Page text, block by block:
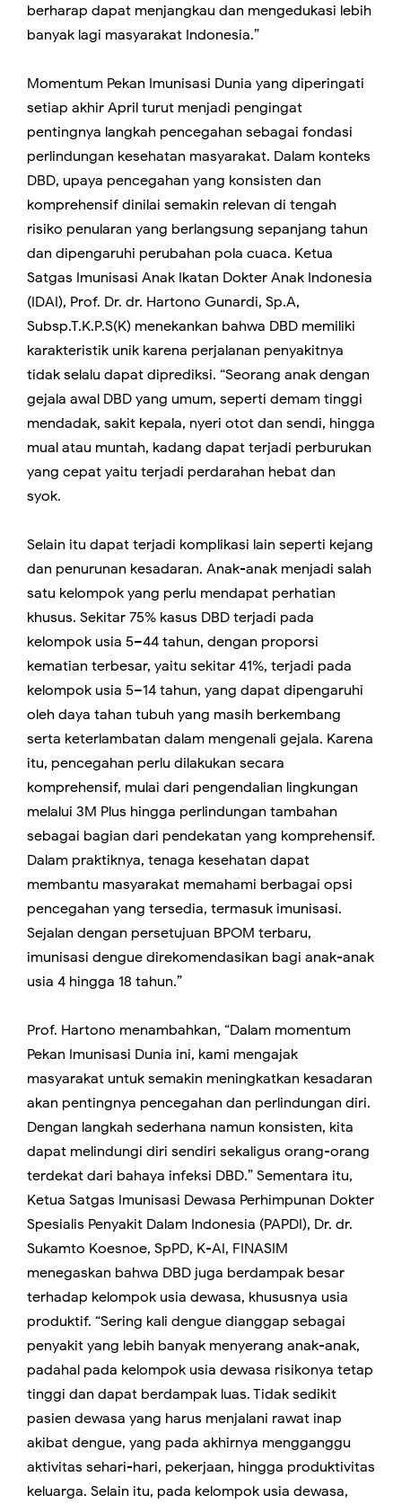
berharap dapat menjangkau dan mengedukasi lebih
banyak lagi masyarakat Indonesia.”
Momentum Pekan Imunisasi Dunia yang diperingati
setiap akhir April turut menjadi pengingat
pentingnya langkah pencegahan sebagai fondasi
perlindungan kesehatan masyarakat. Dalam konteks
DBD, upaya pencegahan yang konsisten dan
komprehensif dinilai semakin relevan di tengah
risiko penularan yang berlangsung sepanjang tahun
dan dipengaruhi perubahan pola cuaca. Ketua
Satgas Imunisasi Anak Ikatan Dokter Anak Indonesia
(IDAI), Prof. Dr. dr. Hartono Gunardi, Sp.A,
Subsp.T.K.P.S(K) menekankan bahwa DBD memiliki
karakteristik unik karena perjalanan penyakitnya
tidak selalu dapat diprediksi. “Seorang anak dengan
gejala awal DBD yang umum, seperti demam tinggi
mendadak, sakit kepala, nyeri otot dan sendi, hingga
mual atau muntah, kadang dapat terjadi perburukan
yang cepat yaitu terjadi perdarahan hebat dan
syok.
Selain itu dapat terjadi komplikasi lain seperti kejang
dan penurunan kesadaran. Anak-anak menjadi salah
satu kelompok yang perlu mendapat perhatian
khusus. Sekitar 75% kasus DBD terjadi pada
kelompok usia 5–44 tahun, dengan proporsi
kematian terbesar, yaitu sekitar 41%, terjadi pada
kelompok usia 5–14 tahun, yang dapat dipengaruhi
oleh daya tahan tubuh yang masih berkembang
serta keterlambatan dalam mengenali gejala. Karena
itu, pencegahan perlu dilakukan secara
komprehensif, mulai dari pengendalian lingkungan
melalui 3M Plus hingga perlindungan tambahan
sebagai bagian dari pendekatan yang komprehensif.
Dalam praktiknya, tenaga kesehatan dapat
membantu masyarakat memahami berbagai opsi
pencegahan yang tersedia, termasuk imunisasi.
Sejalan dengan persetujuan BPOM terbaru,
imunisasi dengue direkomendasikan bagi anak-anak
usia 4 hingga 18 tahun.”
Prof. Hartono menambahkan, “Dalam momentum
Pekan Imunisasi Dunia ini, kami mengajak
masyarakat untuk semakin meningkatkan kesadaran
akan pentingnya pencegahan dan perlindungan diri.
Dengan langkah sederhana namun konsisten, kita
dapat melindungi diri sendiri sekaligus orang-orang
terdekat dari bahaya infeksi DBD.” Sementara itu,
Ketua Satgas Imunisasi Dewasa Perhimpunan Dokter
Spesialis Penyakit Dalam Indonesia (PAPDI), Dr. dr.
Sukamto Koesnoe, SpPD, K-AI, FINASIM
menegaskan bahwa DBD juga berdampak besar
terhadap kelompok usia dewasa, khususnya usia
produktif. “Sering kali dengue dianggap sebagai
penyakit yang lebih banyak menyerang anak-anak,
padahal pada kelompok usia dewasa risikonya tetap
tinggi dan dapat berdampak luas. Tidak sedikit
pasien dewasa yang harus menjalani rawat inap
akibat dengue, yang pada akhirnya mengganggu
aktivitas sehari-hari, pekerjaan, hingga produktivitas
keluarga. Selain itu, pada kelompok usia dewasa,